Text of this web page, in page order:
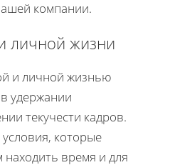
компании.
личной жизни
и личной жизнью
удержании
текучести кадров.
которые
находить время и для